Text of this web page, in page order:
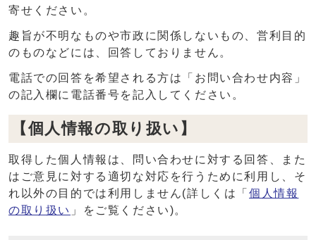
寄せください。
趣旨が不明なものや市政に関係しないもの、営利目的
のものなどには、回答しておりません。
電話での回答を希望される方は「お問い合わせ内容」
の記入欄に電話番号を記入してください。
【個人情報の取り扱い】
取得した個人情報は、問い合わせに対する回答、また
はご意見に対する適切な対応を行うために利用し、そ
れ以外の目的では利用しません(詳しくは「 個人情報
の取り扱い 」をご覧ください)。